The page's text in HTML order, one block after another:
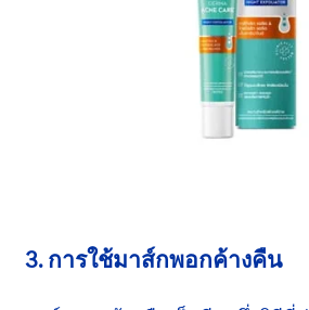
3. การใช้มาส์กพอกค้างคืน